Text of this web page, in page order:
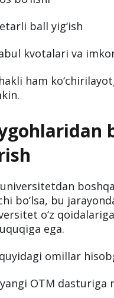
ball yig‘ish
kvotalari va
ham
bo‘lsa, bu
o‘z
ega.
omillar
OTM dasturiga